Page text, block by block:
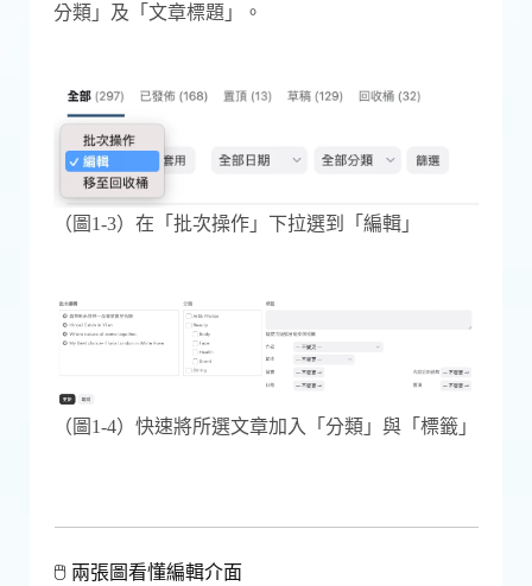
分類」及「文章標題」。
（圖1-3）在「批次操作」下拉選到「編輯」
（圖1-4）快速將所選文章加入「分類」與「標籤」
🖱 兩張圖看懂編輯介面